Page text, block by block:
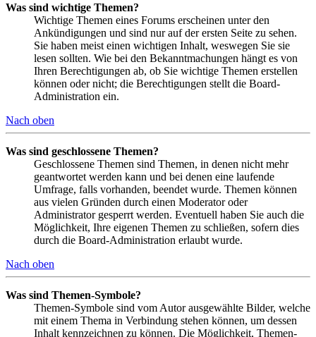
Was sind wichtige Themen?
Wichtige Themen eines Forums erscheinen unter den
Ankündigungen und sind nur auf der ersten Seite zu sehen.
Sie haben meist einen wichtigen Inhalt, weswegen Sie sie
lesen sollten. Wie bei den Bekanntmachungen hängt es von
Ihren Berechtigungen ab, ob Sie wichtige Themen erstellen
können oder nicht; die Berechtigungen stellt die Board-
Administration ein.
Nach oben
Was sind geschlossene Themen?
Geschlossene Themen sind Themen, in denen nicht mehr
geantwortet werden kann und bei denen eine laufende
Umfrage, falls vorhanden, beendet wurde. Themen können
aus vielen Gründen durch einen Moderator oder
Administrator gesperrt werden. Eventuell haben Sie auch die
Möglichkeit, Ihre eigenen Themen zu schließen, sofern dies
durch die Board-Administration erlaubt wurde.
Nach oben
Was sind Themen-Symbole?
Themen-Symbole sind vom Autor ausgewählte Bilder, welche
mit einem Thema in Verbindung stehen können, um dessen
Inhalt kennzeichnen zu können. Die Möglichkeit, Themen-